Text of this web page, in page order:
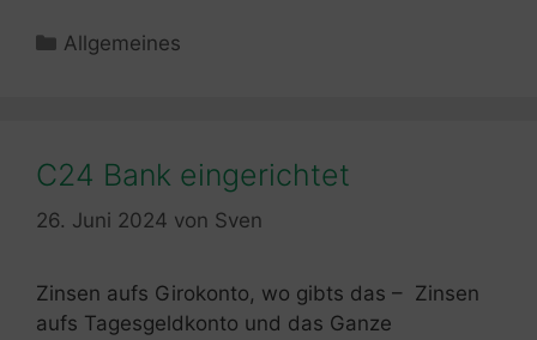
Kategorien
Allgemeines
C24 Bank eingerichtet
26. Juni 2024 von Sven
Zinsen aufs Girokonto, wo gibts das – Zinsen
aufs Tagesgeldkonto und das Ganze